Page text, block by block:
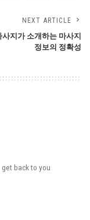
NEXT ARTICLE
사지가 소개하는 마사지
정보의 정확성
get back to you